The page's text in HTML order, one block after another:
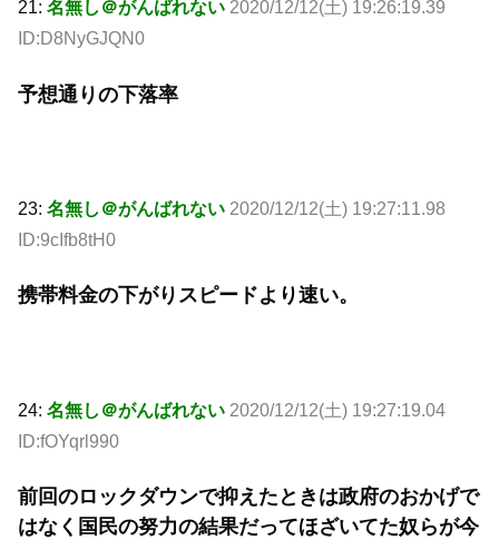
21: 名無し＠がんばれない 2020/12/12(土) 19:26:19.39
ID:D8NyGJQN0
予想通りの下落率
23: 名無し＠がんばれない 2020/12/12(土) 19:27:11.98
ID:9cIfb8tH0
携帯料金の下がりスピードより速い。
24: 名無し＠がんばれない 2020/12/12(土) 19:27:19.04
ID:fOYqrl990
前回のロックダウンで抑えたときは政府のおかげで
はなく国民の努力の結果だってほざいてた奴らが今